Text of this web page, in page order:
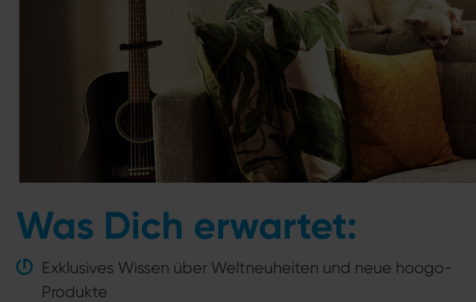
Was Dich erwartet:
Exklusives Wissen über Weltneuheiten und neue hoogo-
Produkte